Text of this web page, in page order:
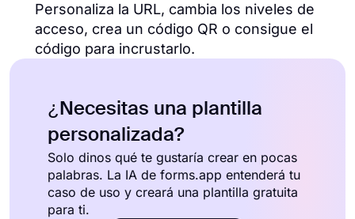
Personaliza la URL, cambia los niveles de
acceso, crea un código QR o consigue el
código para incrustarlo.
¿Necesitas una plantilla
personalizada?
Solo dinos qué te gustaría crear en pocas
palabras. La IA de forms.app entenderá tu
caso de uso y creará una plantilla gratuita
para ti.